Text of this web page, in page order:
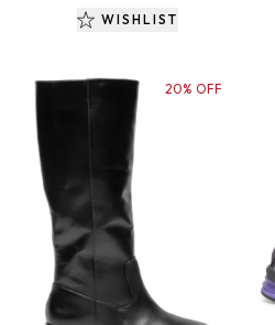
WISHLIST
20% OFF